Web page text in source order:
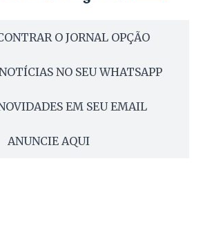
O JORNAL OPÇÃO
NO SEU WHATSAPP
EM SEU EMAIL
ANUNCIE AQUI